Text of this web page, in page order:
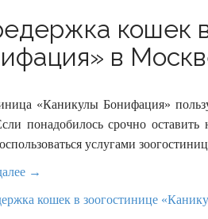
кошек
в
«Каникулы Бонифация»
понадобилось срочно
услугами
→